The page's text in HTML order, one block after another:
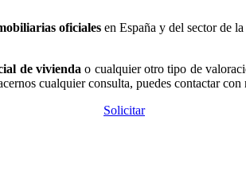
oficiales en España y del sector de
de vivienda o cualquier otro tipo de
cualquier consulta, puedes contactar
Solicitar